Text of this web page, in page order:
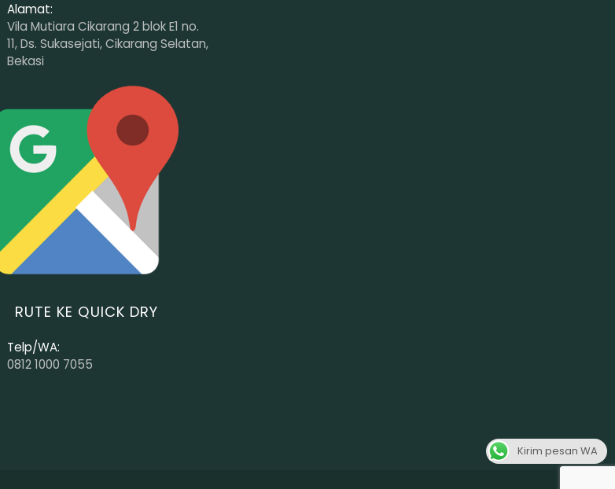
Alamat:
Vila Mutiara Cikarang 2 blok E1 no.
11, Ds. Sukasejati, Cikarang Selatan,
Bekasi
RUTE KE QUICK DRY
Telp/WA:
0812 1000 7055
Kirim pesan WA